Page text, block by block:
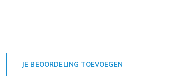
JE BEOORDELING TOEVOEGEN